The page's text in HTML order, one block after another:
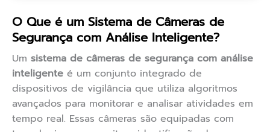
O Que é um Sistema de Câmeras de
Segurança com Análise Inteligente?
Um sistema de câmeras de segurança com análise
inteligente é um conjunto integrado de
dispositivos de vigilância que utiliza algoritmos
avançados para monitorar e analisar atividades em
tempo real. Essas câmeras são equipadas com